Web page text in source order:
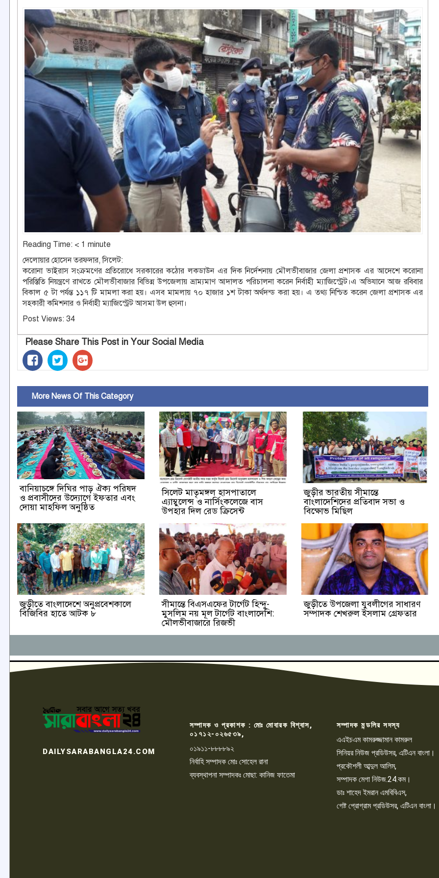
Reading Time: < 1 minute
দেলোয়ার হোসেন তরফদার, সিলেট:
করোনা ভাইরাস সংক্রমণের প্রতিরোধে সরকারের কঠোর লকডাউন এর দিক নির্দেশনায় মৌলভীবাজার জেলা প্রশাসক এর আদেশে করোনা
পরিস্তিতি নিয়ন্ত্রণে রাখতে মৌলভীবাজার বিভিন্ন উপজেলায় ভ্রাম্যমাণ আদালত পরিচালনা করেন নির্বাহী ম্যাজিস্ট্রেট।এ অভিযানে আজ রবিবার
বিকাল ৫ টা পর্যন্ত ১১৭ টি মামলা করা হয়। এসব মামলায় ৭০ হাজার ১শ টাকা অর্থদন্ড করা হয়। এ তথ্য নিশ্চিত করেন জেলা প্রশাসক এর
সহকারী কমিশনার ও নির্বাহী ম্যাজিস্ট্রেট আসমা উল হুসনা।
Post Views: 34
Please Share This Post in Your Social Media
More News Of This Category
বানিয়াচঙ্গে দিঘির পাড় ঐক্য পরিষদ
ও প্রবাসীদের উদ্যোগে ইফতার এবং
দোয়া মাহফিল অনুষ্ঠিত
সিলেট মাতৃমঙ্গল হাসপাতালে
এ্যাম্বুলেন্স ও নার্সিংকলেজে বাস
উপহার দিল রেড ক্রিসেন্ট
জুড়ীর ভারতীয় সীমান্তে
বাংলাদেশিদের প্রতিবাদ সভা ও
বিক্ষোভ মিছিল
জুড়ীতে বাংলাদেশে অনুপ্রবেশকালে
বিজিবির হাতে আটক ৮
সীমান্তে বিএসএফের টার্গেট হিন্দু-
মুসলিম নয় মূল টার্গেট বাংলাদেশি:
মৌলভীবাজারে রিজভী
জুড়ীতে উপজেলা যুবলীগের সাধারণ
সম্পাদক শেখরুল ইসলাম গ্রেফতার
DAILYSARABANGLA24.COM
সম্পাদক ও প্রকাশক : মোঃ মোবারক বিশ্বাস,
০১৭১২-০২৬৫৩৯,
০১৯১১-৮৮৮৮৯২
নির্বাহি সম্পাদক মোঃ সোহেল রানা
ব্যবস্থাপনা সম্পাদকঃ মোছা: কানিজ ফাতেমা
সম্পাদক মন্ডলির সদস্য
এএইচএম কামরুজ্জামান কামরুল
সিনিয়র নিউজ প্রডিউসর, এটিএন বাংলা।
প্রকৌশলী আব্দুল আলিম,
সম্পাদক মেগা নিউজ.24.কম।
ডাঃ শাহেদ ইমরান এমবিবিএস,
গেষ্ট প্রোগ্রাম প্রডিউসর, এটিএন বাংলা।